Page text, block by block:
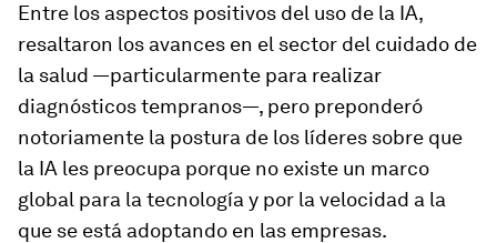
Entre los aspectos positivos del uso de la IA,
resaltaron los avances en el sector del cuidado de
la salud —particularmente para realizar
diagnósticos tempranos—, pero preponderó
notoriamente la postura de los líderes sobre que
la IA les preocupa porque no existe un marco
global para la tecnología y por la velocidad a la
que se está adoptando en las empresas.